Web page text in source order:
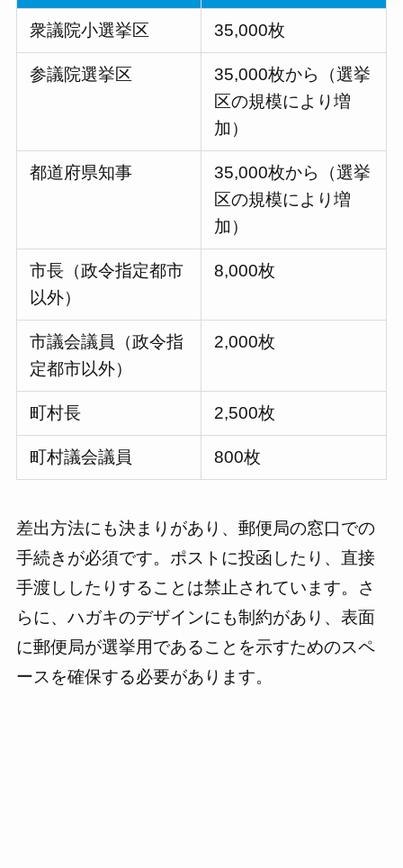
衆議院小選挙区 35,000枚
参議院選挙区
35,000枚から（選挙
区の規模により増
加）
都道府県知事
35,000枚から（選挙
区の規模により増
加）
市長（政令指定都市
以外）
8,000枚
市議会議員（政令指
定都市以外）
2,000枚
町村長 2,500枚
町村議会議員 800枚
差出方法にも決まりがあり、郵便局の窓口での
手続きが必須です。ポストに投函したり、直接
手渡ししたりすることは禁止されています。さ
らに、ハガキのデザインにも制約があり、表面
に郵便局が選挙用であることを示すためのスペ
ースを確保する必要があります。